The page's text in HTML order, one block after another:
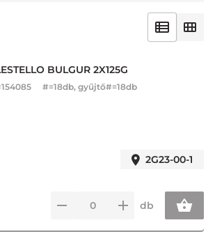
BULGUR 2X125G
154085 #=18db, gyűjtő#=18db
2G23-00-1
db